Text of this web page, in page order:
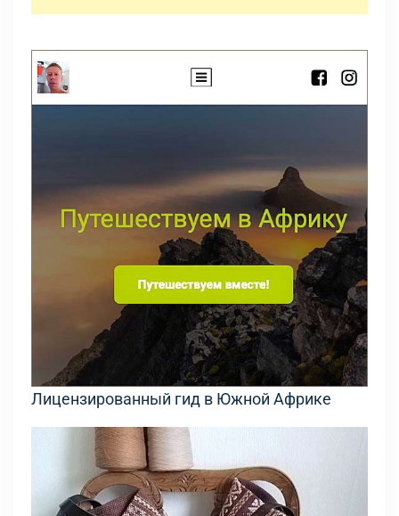
Лицензированный гид в Южной Африке